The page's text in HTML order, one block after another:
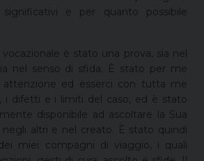
e per quanto possibile
è stato una prova, sia nel
nel senso di sfida. È stato per me
attenzione ed esserci con tutta me
i difetti e i limiti del caso, ed è stato
disponibile ad ascoltare la Sua
altri e nel creato. È stato quindi
miei compagni di viaggio, i quali